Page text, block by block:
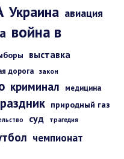
Украина авиация
война в
выставка
дорога закон
криминал медицина
природный газ
суд трагедия
чемпионат